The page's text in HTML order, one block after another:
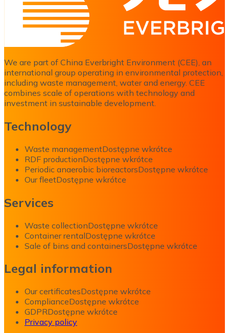
We are part of China Everbright Environment (CEE), an
international group operating in environmental protection,
including waste management, water and energy. CEE
combines scale of operations with technology and
investment in sustainable development.
Technology
Waste managementDostępne wkrótce
RDF productionDostępne wkrótce
Periodic anaerobic bioreactorsDostępne wkrótce
Our fleetDostępne wkrótce
Services
Waste collectionDostępne wkrótce
Container rentalDostępne wkrótce
Sale of bins and containersDostępne wkrótce
Legal information
Our certificatesDostępne wkrótce
ComplianceDostępne wkrótce
GDPRDostępne wkrótce
Privacy policy